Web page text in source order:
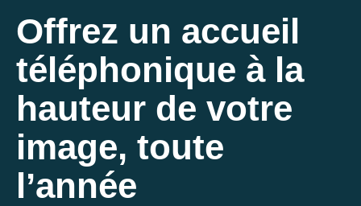
Offrez un accueil
téléphonique à la
hauteur de votre
image, toute
l’année